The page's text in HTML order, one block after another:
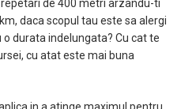
de 400 metri arzandu-ti
daca scopul tau este sa alergi
durata indelungata? Cu cat te
cu atat este mai buna